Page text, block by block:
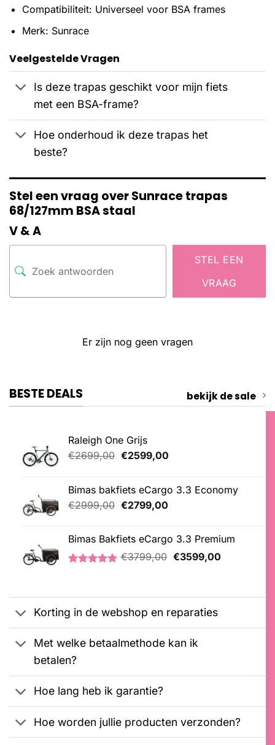
Compatibiliteit: Universeel voor BSA frames
Merk: Sunrace
Veelgestelde Vragen
Is deze trapas geschikt voor mijn fiets
met een BSA-frame?
Hoe onderhoud ik deze trapas het
beste?
Stel een vraag over Sunrace trapas
68/127mm BSA staal
V & A
STEL EEN
VRAAG
Er zijn nog geen vragen
BESTE DEALS bekijk de sale
Raleigh One Grijs
€2699,00 Oorspronkelijke
€2699,00.
€2599,00Huidige
€2599,00.
Bimas bakfiets eCargo 3.3 Economy
€2999,00 Oorspronkelijke
€2999,00.
€2799,00Huidige
€2799,00.
Bimas Bakfiets eCargo 3.3 Premium
klantbeoordelingen
€3799,00 Oorspronkelijke
€3599,00Huidige
Korting in de webshop en reparaties
Met welke betaalmethode kan ik
betalen?
Hoe lang heb ik garantie?
Hoe worden jullie producten verzonden?